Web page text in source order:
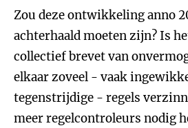
Zou deze ontwikkeling anno
achterhaald moeten zijn? Is
collectief brevet van
elkaar zoveel - vaak
tegenstrijdige - regels
meer regelcontroleurs nodig